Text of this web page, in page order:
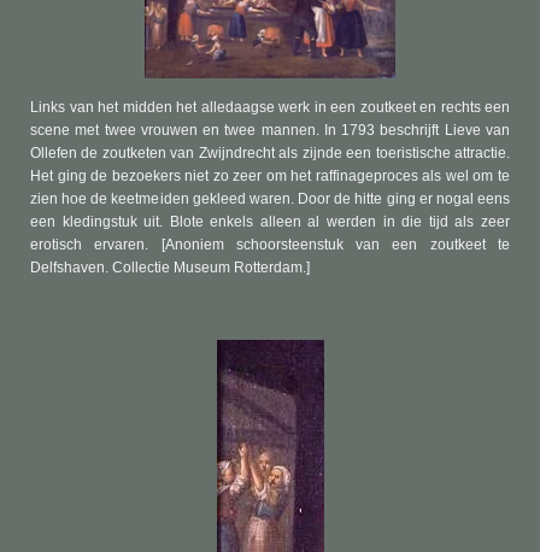
Links van het midden het alledaagse werk in een zoutkeet en rechts een
scene met twee vrouwen en twee mannen. In 1793 beschrijft Lieve van
Ollefen de zoutketen van Zwijndrecht als zijnde een toeristische attractie.
Het ging de bezoekers niet zo zeer om het raffinageproces als wel om te
zien hoe de keetmeiden gekleed waren. Door de hitte ging er nogal eens
een kledingstuk uit. Blote enkels alleen al werden in die tijd als zeer
erotisch ervaren. [Anoniem schoorsteenstuk van een zoutkeet te
Delfshaven. Collectie Museum Rotterdam.]